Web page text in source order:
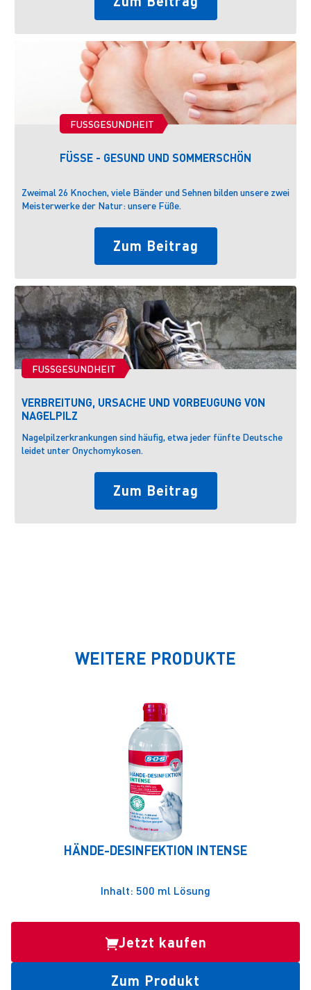
HCV (begrenzt viruzid gemäß RKI- Empfehlung) -
FUSSGESUNDHEIT
FÜSSE - GESUND UND SOMMERSCHÖN
Zweimal 26 Knochen, viele Bänder und Sehnen bilden unsere zwei
Meisterwerke der Natur: unsere Füße.
Zum Beitrag
FUSSGESUNDHEIT
VERBREITUNG, URSACHE UND VORBEUGUNG VON
NAGELPILZ
Nagelpilzerkrankungen sind häufig, etwa jeder fünfte Deutsche
leidet unter Onychomykosen.
Zum Beitrag
WEITERE PRODUKTE
HÄNDE-DESINFEKTION INTENSE
Inhalt: 500 ml Lösung
Jetzt kaufen
Zum Produkt